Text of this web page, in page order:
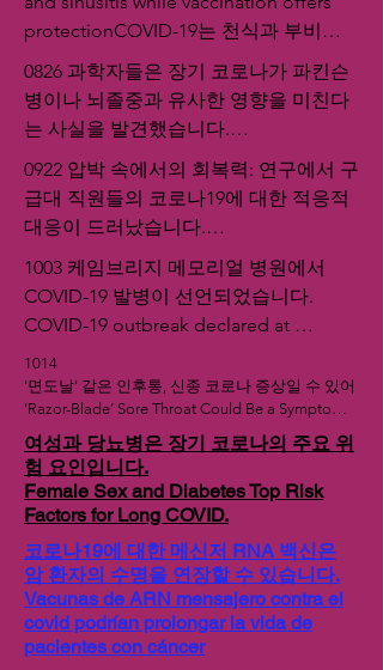
Numbers
protectionCOVID-19는 천식과 부비동
염의 위험을 증가시키는 반면 백신은 보
호 기능을 제공합니다.
0826 과학자들은 장기 코로나가 파킨슨
병이나 뇌졸중과 유사한 영향을 미친다
는 사실을 발견했습니다.
Long Covid causes effects similar to
Parkinson’s or stroke, scientists find
0922 압박 속에서의 회복력: 연구에서 구
급대 직원들의 코로나19에 대한 적응적
대응이 드러났습니다.
Resilience under pressure: Study
reveals ambulance staff’s adaptive
response to Covid-19
1003 케임브리지 메모리얼 병원에서
COVID-19 발병이 선언되었습니다.
COVID-19 outbreak declared at
Cambridge Memorial Hospital
1014
'면도날' 같은 인후통, 신종 코로나 증상일 수 있어
‘Razor-Blade’ Sore Throat Could Be a Symptom
of New COVID
여성과 당뇨병은 장기 코로나의 주요 위
험 요인입니다.
Female Sex and Diabetes Top Risk
Factors for Long COVID.
코로나19에 대한 메신저 RNA 백신은
암 환자의 수명을 연장할 수 있습니다.
Vacunas de ARN mensajero contra el
covid podrían prolongar la vida de
pacientes con cáncer